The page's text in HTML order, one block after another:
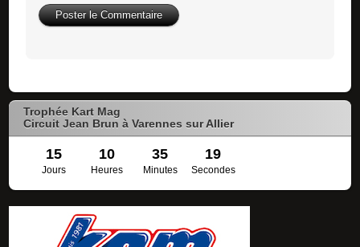
Trophée Kart Mag
Circuit Jean Brun à Varennes sur Allier
15 10 35 19
Jours Heures Minutes Secondes